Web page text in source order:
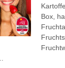
Box,